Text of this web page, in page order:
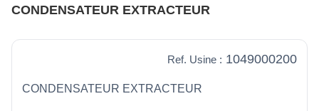
CONDENSATEUR EXTRACTEUR
Ref. Usine : 1049000200
CONDENSATEUR EXTRACTEUR